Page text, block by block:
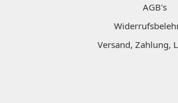
AGB's
Versand, Zahlung,